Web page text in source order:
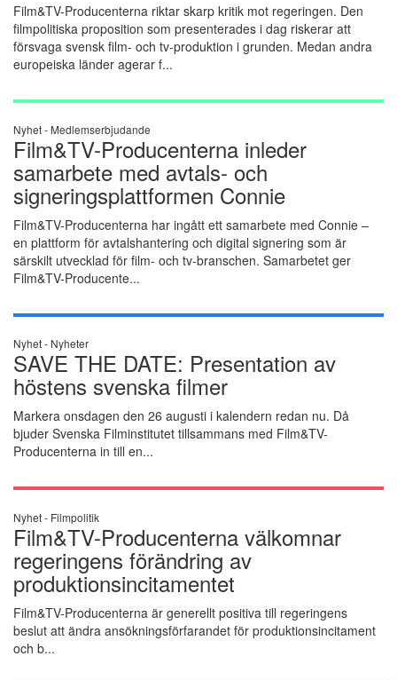
Film&TV-Producenterna riktar skarp kritik mot regeringen. Den
filmpolitiska proposition som presenterades i dag riskerar att
försvaga svensk film- och tv-produktion i grunden. Medan andra
europeiska länder agerar f...
Nyhet - Medlemserbjudande
Film&TV-Producenterna inleder
samarbete med avtals- och
signeringsplattformen Connie
Film&TV-Producenterna har ingått ett samarbete med Connie –
en plattform för avtalshantering och digital signering som är
särskilt utvecklad för film- och tv-branschen. Samarbetet ger
Film&TV-Producente...
Nyhet - Nyheter
SAVE THE DATE: Presentation av
höstens svenska filmer
Markera onsdagen den 26 augusti i kalendern redan nu. Då
bjuder Svenska Filminstitutet tillsammans med Film&TV-
Producenterna in till en...
Nyhet - Filmpolitik
Film&TV-Producenterna välkomnar
regeringens förändring av
produktionsincitamentet
Film&TV-Producenterna är generellt positiva till regeringens
beslut att ändra ansökningsförfarandet för produktionsincitament
och b...